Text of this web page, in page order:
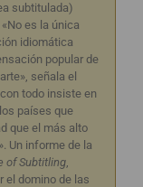
subtitulada)
es la única
idiomática
popular de
señala el
todo insiste en
países que
que el más alto
Un informe de la
of Subtitling
el domino de las